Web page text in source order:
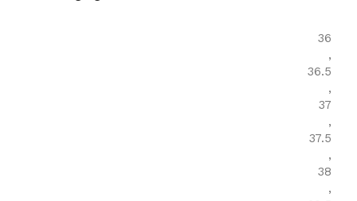
36
,
36.5
,
37
,
37.5
,
38
,